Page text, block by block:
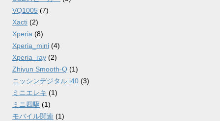
VQ1005 (7)
Xacti (2)
Xperia (8)
Xperia_mini (4)
Xperia_ray (2)
Zhiyun Smooth-Q (1)
ニッシンデジタル i40 (3)
ミニエレキ (1)
ミニ四駆 (1)
モバイル関連 (1)